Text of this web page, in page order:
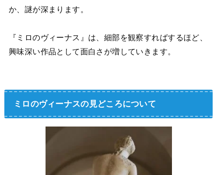
か、謎が深まります。
『ミロのヴィーナス』は、細部を観察すればするほど、
興味深い作品として面白さが増していきます。
ミロのヴィーナスの見どころについて